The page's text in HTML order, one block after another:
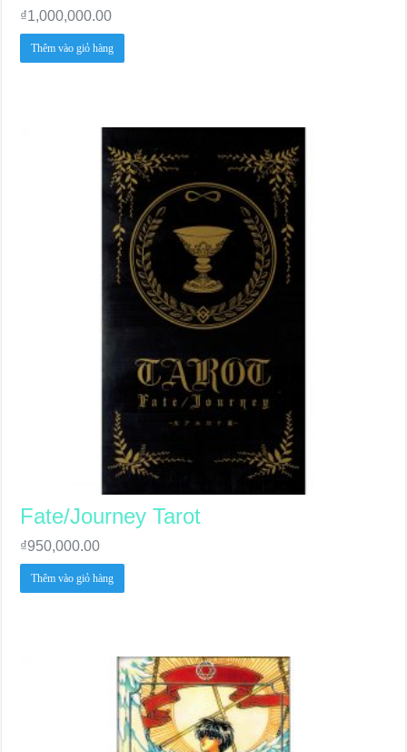
₫1,000,000.00
Thêm vào giỏ hàng
Fate/Journey Tarot
₫950,000.00
Thêm vào giỏ hàng